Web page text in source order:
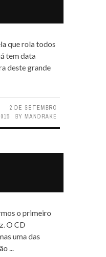
tem data
deste grande
2 DE SETEMBRO
BY MANDRAKE
O CD
uma das
...